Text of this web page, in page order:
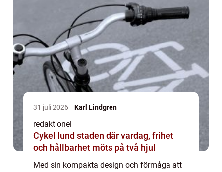
31 juli 2026 Karl Lindgren
redaktionel
Cykel lund staden där vardag, frihet
och hållbarhet möts på två hjul
Med sin kompakta design och förmåga att